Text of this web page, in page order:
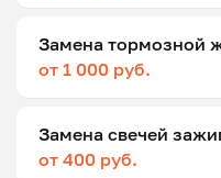
Замена тормозной
от 1 000 руб.
Замена свечей
от 400 руб.